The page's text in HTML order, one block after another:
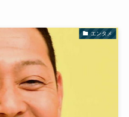
エンタメ